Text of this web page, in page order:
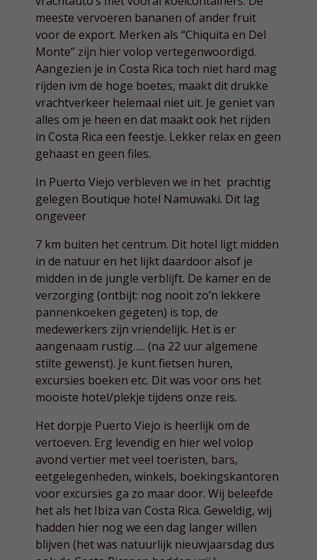
meeste vervoeren bananen of ander fruit
voor de export. Merken als “Chiquita en Del
Monte” zijn hier volop vertegenwoordigd.
Aangezien je in Costa Rica toch niet hard mag
rijden ivm de hoge boetes, maakt dit drukke
vrachtverkeer helemaal niet uit. Je geniet van
alles om je heen en dat maakt ook het rijden
in Costa Rica een feestje. Lekker relax en geen
gehaast en geen files.
In Puerto Viejo verbleven we in het prachtig
gelegen Boutique hotel Namuwaki. Dit lag
ongeveer
7 km buiten het centrum. Dit hotel ligt midden
in de natuur en het lijkt daardoor alsof je
midden in de jungle verblijft. De kamer en de
verzorging (ontbijt: nog nooit zo’n lekkere
pannenkoeken gegeten) is top, de
medewerkers zijn vriendelijk. Het is er
aangenaam rustig….. (na 22 uur algemene
stilte gewenst). Je kunt fietsen huren,
excursies boeken etc. Dit was voor ons het
mooiste hotel/plekje tijdens onze reis.
Het dorpje Puerto Viejo is heerlijk om de
vertoeven. Erg levendig en hier wel volop
avond vertier met veel toeristen, bars,
eetgelegenheden, winkels, boekingskantoren
voor excursies ga zo maar door. Wij beleefde
het als het Ibiza van Costa Rica. Geweldig, wij
hadden hier nog we een dag langer willen
blijven (het was natuurlijk nieuwjaarsdag dus